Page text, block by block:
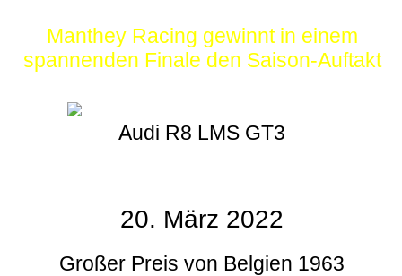
Manthey Racing gewinnt in einem
spannenden Finale den Saison-Auftakt
Audi R8 LMS GT3
20. März 2022
Großer Preis von Belgien 1963